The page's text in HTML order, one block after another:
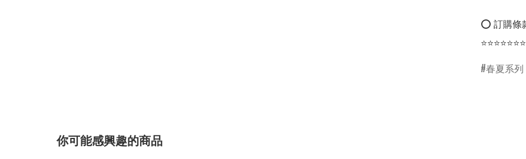
⭕ 訂購條
春夏系列
你可能感興趣的商品